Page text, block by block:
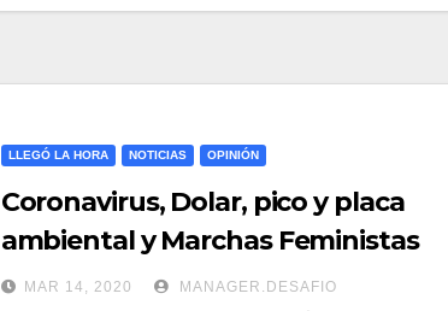
LLEGÓ LA HORA NOTICIAS OPINIÓN
Coronavirus, Dolar, pico y placa
ambiental y Marchas Feministas
MAR 14, 2020 MANAGER.DESAFIO